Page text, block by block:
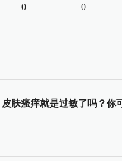
0 0
皮肤瘙痒就是过敏了吗？你